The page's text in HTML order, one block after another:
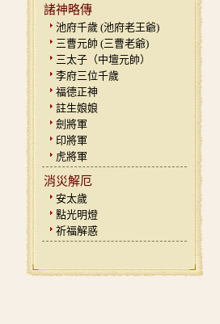
諸神略傳
池府千歲 (池府老王爺)
三曹元帥 (三曹老爺)
三太子（中壇元帥）
李府三位千歲
福德正神
註生娘娘
劍將軍
印將軍
虎將軍
消災解厄
安太歲
點光明燈
祈福解惑